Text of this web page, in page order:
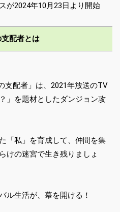
が2024年10月23日より開始
配者とは
支配者」は、2021年放送のTV
」を題材としたダンジョン攻
「私」を育成して、仲間を集
けの迷宮で生き残りましょ
ル生活が、幕を開ける！